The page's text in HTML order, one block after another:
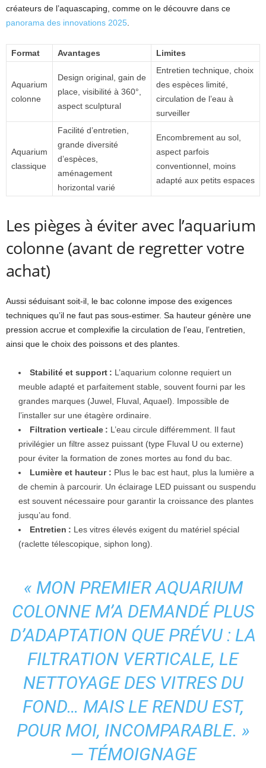
créateurs de l’aquascaping, comme on le découvre dans ce
panorama des innovations 2025.
Format Avantages Limites
Aquarium
colonne
Design original, gain de
place, visibilité à 360°,
aspect sculptural
Entretien technique, choix
des espèces limité,
circulation de l’eau à
surveiller
Aquarium
classique
Facilité d’entretien,
grande diversité
d’espèces,
aménagement
horizontal varié
Encombrement au sol,
aspect parfois
conventionnel, moins
adapté aux petits espaces
Les pièges à éviter avec l’aquarium
colonne (avant de regretter votre
achat)
Aussi séduisant soit-il, le bac colonne impose des exigences
techniques qu’il ne faut pas sous-estimer. Sa hauteur génère une
pression accrue et complexifie la circulation de l’eau, l’entretien,
ainsi que le choix des poissons et des plantes.
Stabilité et support : L’aquarium colonne requiert un
meuble adapté et parfaitement stable, souvent fourni par les
grandes marques (Juwel, Fluval, Aquael). Impossible de
l’installer sur une étagère ordinaire.
Filtration verticale : L’eau circule différemment. Il faut
privilégier un filtre assez puissant (type Fluval U ou externe)
pour éviter la formation de zones mortes au fond du bac.
Lumière et hauteur : Plus le bac est haut, plus la lumière a
de chemin à parcourir. Un éclairage LED puissant ou suspendu
est souvent nécessaire pour garantir la croissance des plantes
jusqu’au fond.
Entretien : Les vitres élevés exigent du matériel spécial
(raclette télescopique, siphon long).
« MON PREMIER AQUARIUM
COLONNE M’A DEMANDÉ PLUS
D’ADAPTATION QUE PRÉVU : LA
FILTRATION VERTICALE, LE
NETTOYAGE DES VITRES DU
FOND… MAIS LE RENDU EST,
POUR MOI, INCOMPARABLE. »
— TÉMOIGNAGE